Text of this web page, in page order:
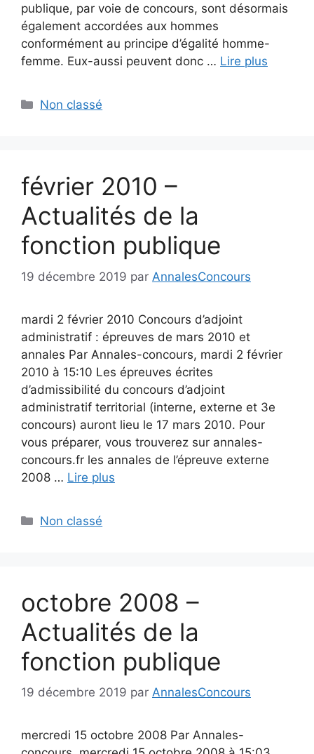
publique, par voie de concours, sont désormais
également accordées aux hommes
conformément au principe d’égalité homme-
femme. Eux-aussi peuvent donc … Lire plus
Catégories
Non classé
février 2010 –
Actualités de la
fonction publique
19 décembre 2019 par AnnalesConcours
mardi 2 février 2010 Concours d’adjoint
administratif : épreuves de mars 2010 et
annales Par Annales-concours, mardi 2 février
2010 à 15:10 Les épreuves écrites
d’admissibilité du concours d’adjoint
administratif territorial (interne, externe et 3e
concours) auront lieu le 17 mars 2010. Pour
vous préparer, vous trouverez sur annales-
concours.fr les annales de l’épreuve externe
2008 … Lire plus
Catégories
Non classé
octobre 2008 –
Actualités de la
fonction publique
19 décembre 2019 par AnnalesConcours
mercredi 15 octobre 2008 Par Annales-